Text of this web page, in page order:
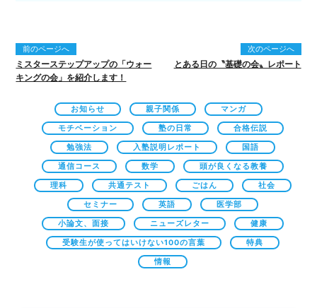
前のページへ
ミスターステップアップの「ウォー
キングの会」を紹介します！
次のページへ
とある日の〝基礎の会〟レポート
お知らせ 親子関係 マンガ
モチベーション 塾の日常 合格伝説
勉強法 入塾説明レポート 国語
通信コース 数学 頭が良くなる教養
理科 共通テスト ごはん 社会
セミナー 英語 医学部
小論文、面接 ニューズレター 健康
受験生が使ってはいけない100の言葉 特典
情報